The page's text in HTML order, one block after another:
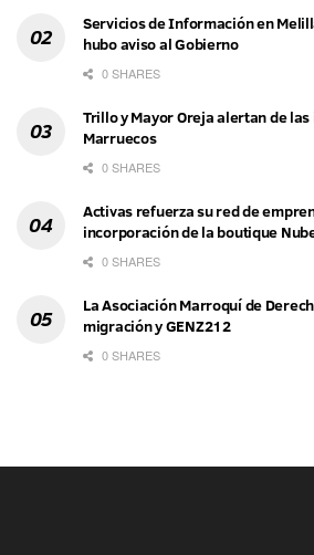
Servicios de Información en
hubo aviso al Gobierno
0 SHARES
Trillo y Mayor Oreja alertan de
Marruecos
0 SHARES
Activas refuerza su red de
incorporación de la boutique
0 SHARES
La Asociación Marroquí de
migración y GENZ212
0 SHARES